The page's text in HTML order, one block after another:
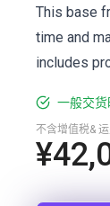
This base
time and
includes
一般交货
不含增值税&